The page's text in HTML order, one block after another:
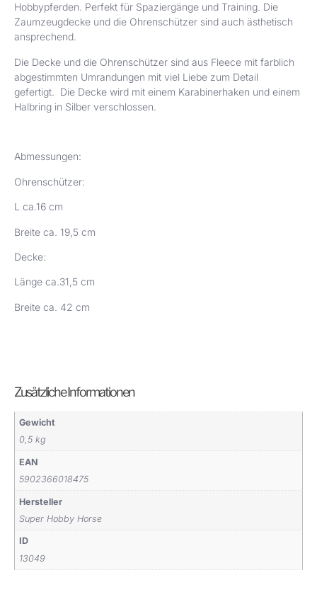
Hobbypferden. Perfekt für Spaziergänge und Training. Die
Zaumzeugdecke und die Ohrenschützer sind auch ästhetisch
ansprechend.
Die Decke und die Ohrenschützer sind aus Fleece mit farblich
abgestimmten Umrandungen mit viel Liebe zum Detail
gefertigt. Die Decke wird mit einem Karabinerhaken und einem
Halbring in Silber verschlossen.
Abmessungen:
Ohrenschützer:
L ca.16 cm
Breite ca. 19,5 cm
Decke:
Länge ca.31,5 cm
Breite ca. 42 cm
Zusätzliche Informationen
Gewicht
0,5 kg
EAN
5902366018475
Hersteller
Super Hobby Horse
ID
13049